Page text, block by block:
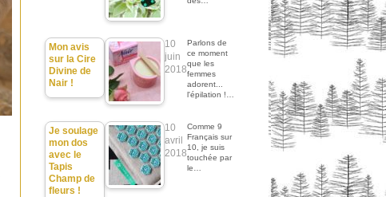
Mon avis
sur la Cire
Divine de
Nair !
10
juin
2018
Parlons de
ce moment
que les
femmes
adorent...
l'épilation !…
Je soulage
mon dos
avec le
Tapis
Champ de
fleurs !
10
avril
2018
Comme 9
Français sur
10, je suis
touchée par
le…